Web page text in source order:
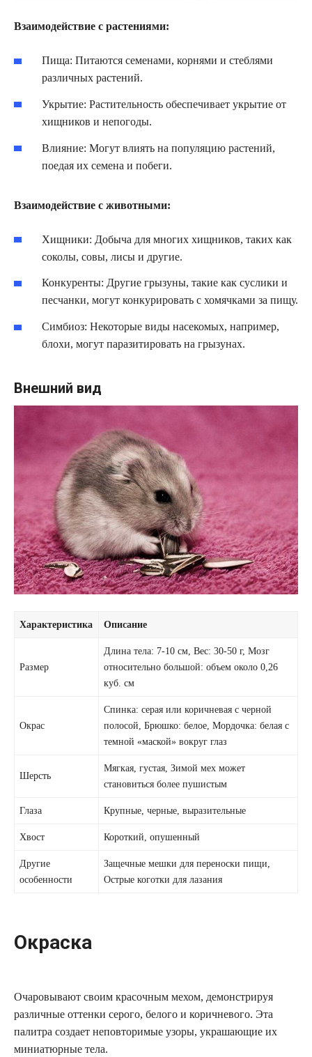
Взаимодействие с растениями:
Пища: Питаются семенами, корнями и стеблями
различных растений.
Укрытие: Растительность обеспечивает укрытие от
хищников и непогоды.
Влияние: Могут влиять на популяцию растений,
поедая их семена и побеги.
Взаимодействие с животными:
Хищники: Добыча для многих хищников, таких как
соколы, совы, лисы и другие.
Конкуренты: Другие грызуны, такие как суслики и
песчанки, могут конкурировать с хомячками за пищу.
Симбиоз: Некоторые виды насекомых, например,
блохи, могут паразитировать на грызунах.
Внешний вид
Характеристика Описание
Размер
Длина тела: 7-10 см, Вес: 30-50 г, Мозг
относительно большой: объем около 0,26
куб. см
Окрас
Спинка: серая или коричневая с черной
полосой, Брюшко: белое, Мордочка: белая с
темной «маской» вокруг глаз
Шерсть
Мягкая, густая, Зимой мех может
становиться более пушистым
Глаза Крупные, черные, выразительные
Хвост Короткий, опушенный
Другие
особенности
Защечные мешки для переноски пищи,
Острые коготки для лазания
Окраска
Очаровывают своим красочным мехом, демонстрируя
различные оттенки серого, белого и коричневого. Эта
палитра создает неповторимые узоры, украшающие их
миниатюрные тела.